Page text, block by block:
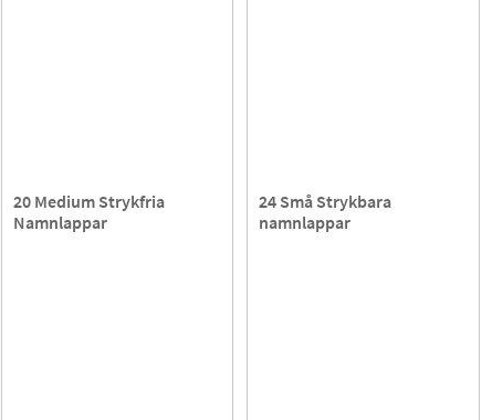
20 Medium Strykfria
Namnlappar
24 Små Strykbara
namnlappar